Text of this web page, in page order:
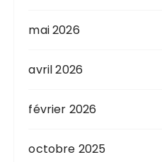
mai 2026
avril 2026
février 2026
octobre 2025